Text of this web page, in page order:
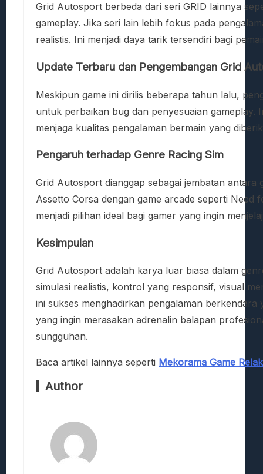
Grid Autosport berbeda dari seri GRID lainnya
gameplay. Jika seri lain lebih fokus pada
realistis. Ini menjadi daya tarik tersendiri bagi
Update Terbaru dan Pengembangan Grid
Meskipun game ini dirilis beberapa tahun lalu,
untuk perbaikan bug dan penyesuaian gameplay.
menjaga kualitas pengalaman bermain yang
Pengaruh terhadap Genre Racing Sim
Grid Autosport dianggap sebagai jembatan antara
Assetto Corsa dengan game arcade seperti Need
menjadi pilihan ideal bagi gamer yang ingin
Kesimpulan
Grid Autosport adalah karya luar biasa dalam
simulasi realistis, kontrol yang responsif, visual
ini sukses menghadirkan pengalaman
yang ingin merasakan adrenalin balapan
sungguhan.
Baca artikel lainnya seperti Mekorama Game
Author